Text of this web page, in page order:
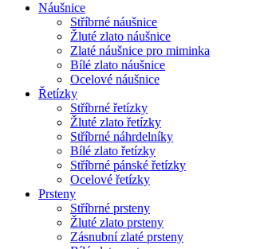
Náušnice
Stříbrné náušnice
Žluté zlato náušnice
Zlaté náušnice pro miminka
Bílé zlato náušnice
Ocelové náušnice
Řetízky
Stříbrné řetízky
Žluté zlato řetízky
Stříbrné náhrdelníky
Bílé zlato řetízky
Stříbrné pánské řetízky
Ocelové řetízky
Prsteny
Stříbrné prsteny
Žluté zlato prsteny
Zásnubní zlaté prsteny